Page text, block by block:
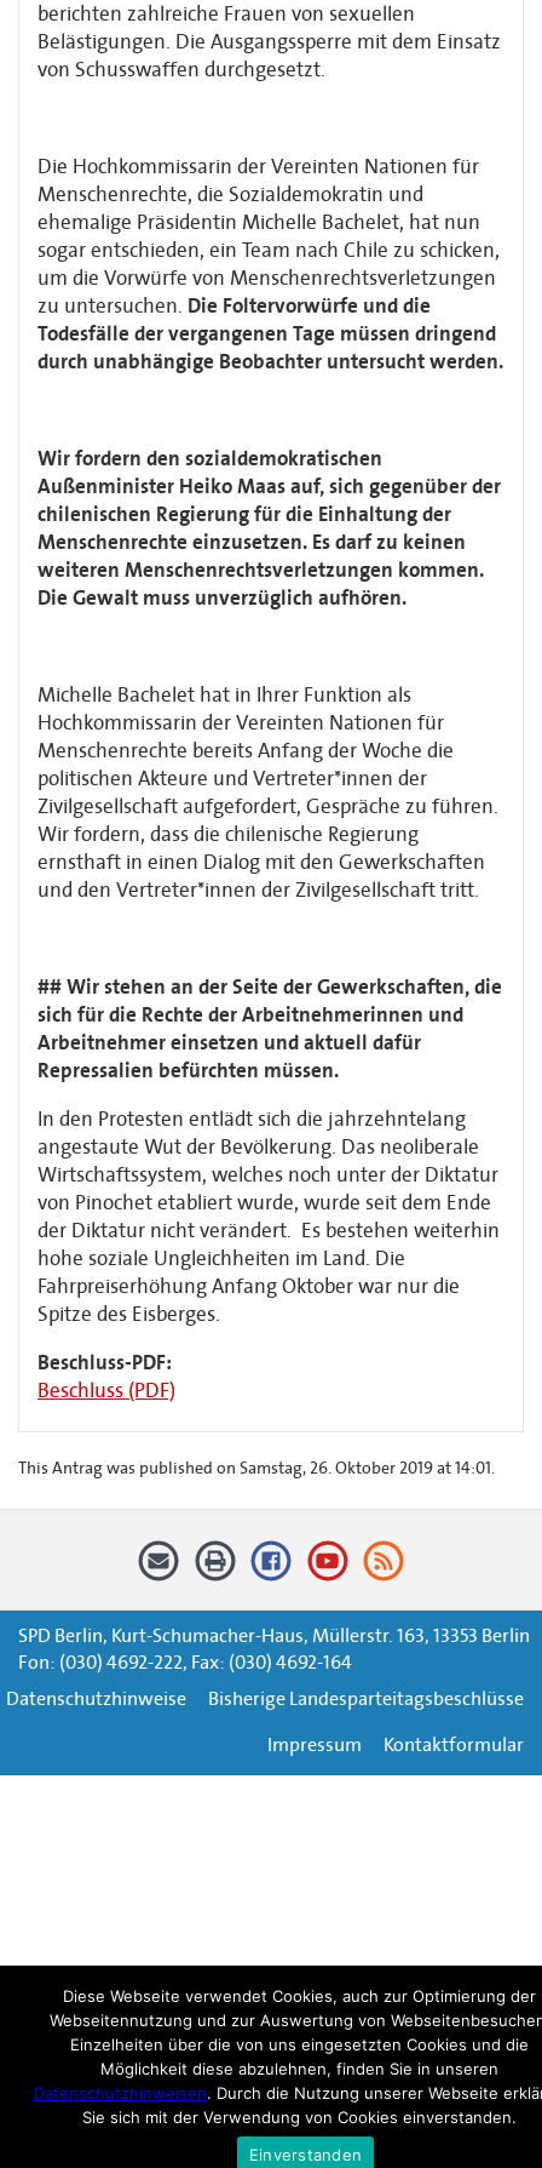
berichten zahlreiche Frauen von sexuellen
Belästigungen. Die Ausgangssperre mit dem Einsatz
von Schusswaffen durchgesetzt.
Die Hochkommissarin der Vereinten Nationen für
Menschenrechte, die Sozialdemokratin und
ehemalige Präsidentin Michelle Bachelet, hat nun
sogar entschieden, ein Team nach Chile zu schicken,
um die Vorwürfe von Menschenrechtsverletzungen
zu untersuchen. Die Foltervorwürfe und die
Todesfälle der vergangenen Tage müssen dringend
durch unabhängige Beobachter untersucht werden.
Wir fordern den sozialdemokratischen
Außenminister Heiko Maas auf, sich gegenüber der
chilenischen Regierung für die Einhaltung der
Menschenrechte einzusetzen. Es darf zu keinen
weiteren Menschenrechtsverletzungen kommen.
Die Gewalt muss unverzüglich aufhören.
Michelle Bachelet hat in Ihrer Funktion als
Hochkommissarin der Vereinten Nationen für
Menschenrechte bereits Anfang der Woche die
politischen Akteure und Vertreter*innen der
Zivilgesellschaft aufgefordert, Gespräche zu führen.
Wir fordern, dass die chilenische Regierung
ernsthaft in einen Dialog mit den Gewerkschaften
und den Vertreter*innen der Zivilgesellschaft tritt.
## Wir stehen an der Seite der Gewerkschaften, die
sich für die Rechte der Arbeitnehmerinnen und
Arbeitnehmer einsetzen und aktuell dafür
Repressalien befürchten müssen.
In den Protesten entlädt sich die jahrzehntelang
angestaute Wut der Bevölkerung. Das neoliberale
Wirtschaftssystem, welches noch unter der Diktatur
von Pinochet etabliert wurde, wurde seit dem Ende
der Diktatur nicht verändert. Es bestehen weiterhin
hohe soziale Ungleichheiten im Land. Die
Fahrpreiserhöhung Anfang Oktober war nur die
Spitze des Eisberges.
Beschluss-PDF:
Beschluss (PDF)
This Antrag was published on Samstag, 26. Oktober 2019 at 14:01.
SPD Berlin, Kurt-Schumacher-Haus, Müllerstr. 163, 13353 Berlin
Fon: (030) 4692-222, Fax: (030) 4692-164
Datenschutzhinweise
Bisherige Landesparteitagsbeschlüsse
Impressum
Kontaktformular
Diese Webseite verwendet Cookies, auch zur Optimierung der
Webseitennutzung und zur Auswertung von
Einzelheiten über die von uns eingesetzten Cookies und die
Möglichkeit diese abzulehnen, finden Sie in unseren
Datenschutzhinweisen. Durch die Nutzung unserer Webseite
Sie sich mit der Verwendung von Cookies einverstanden.
Einverstanden